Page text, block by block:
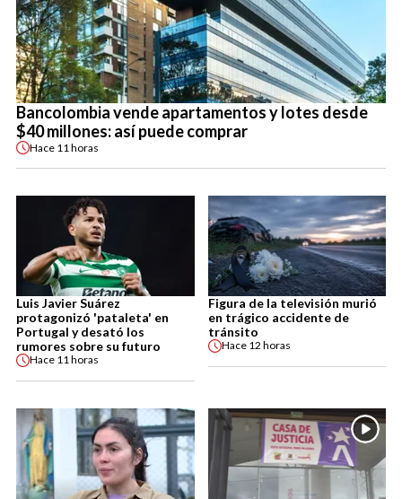
Bancolombia vende apartamentos y lotes desde
$40 millones: así puede comprar
Hace 11 horas
Luis Javier Suárez
protagonizó 'pataleta' en
Portugal y desató los
rumores sobre su futuro
Hace 11 horas
Figura de la televisión murió
en trágico accidente de
tránsito
Hace 12 horas